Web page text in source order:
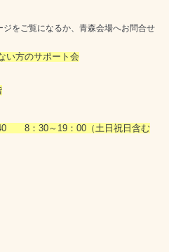
をご覧になるか、青森会場へお問合せ
い方のサポート会
8：30～19：00（土日祝日含む